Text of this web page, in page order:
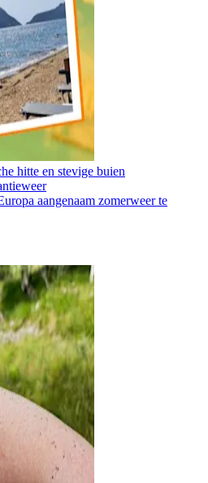
hitte en stevige buien
aangenaam zomerweer te